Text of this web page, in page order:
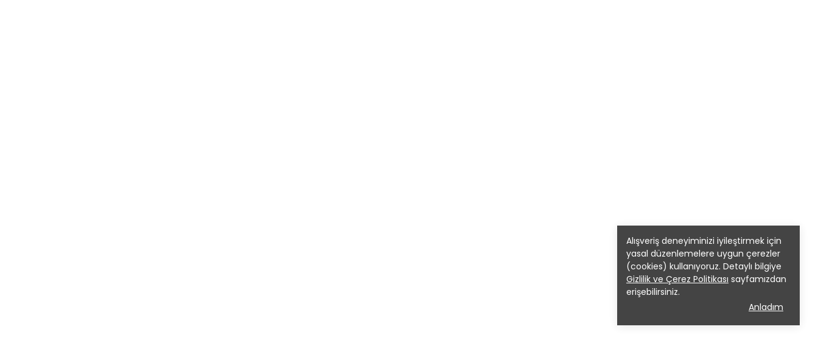
Alışveriş deneyiminizi iyileştirmek için
yasal düzenlemelere uygun çerezler
(cookies) kullanıyoruz. Detaylı bilgiye
Gizlilik ve Çerez Politikası sayfamızdan
erişebilirsiniz.
Anladım